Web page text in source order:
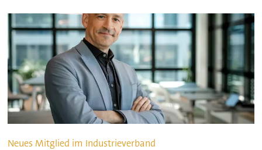
Neues Mitglied im Industrieverband